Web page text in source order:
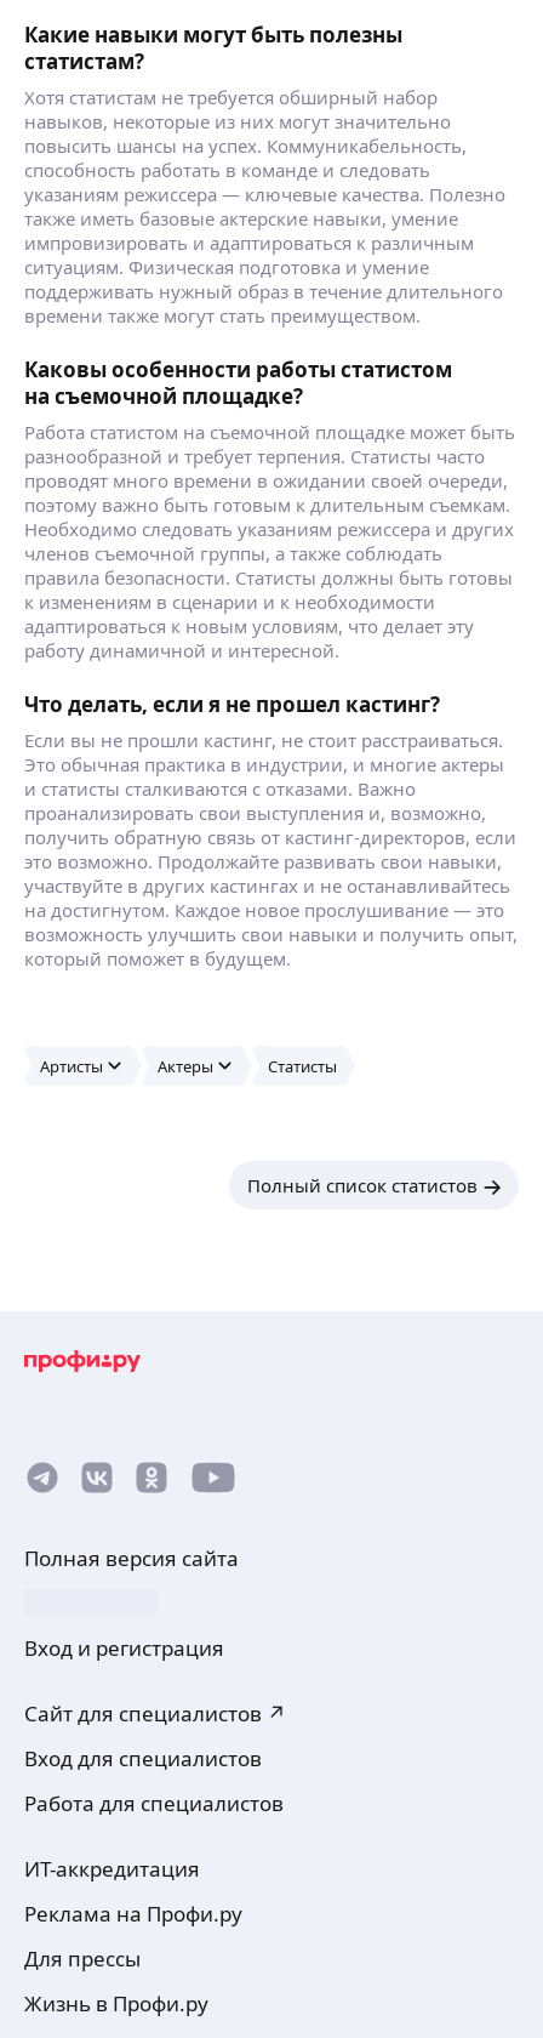
Какие навыки могут быть полезны
статистам?
Хотя статистам не требуется обширный набор
навыков, некоторые из них могут значительно
повысить шансы на успех. Коммуникабельность,
способность работать в команде и следовать
указаниям режиссера — ключевые качества. Полезно
также иметь базовые актерские навыки, умение
импровизировать и адаптироваться к различным
ситуациям. Физическая подготовка и умение
поддерживать нужный образ в течение длительного
времени также могут стать преимуществом.
Каковы особенности работы статистом
на съемочной площадке?
Работа статистом на съемочной площадке может быть
разнообразной и требует терпения. Статисты часто
проводят много времени в ожидании своей очереди,
поэтому важно быть готовым к длительным съемкам.
Необходимо следовать указаниям режиссера и других
членов съемочной группы, а также соблюдать
правила безопасности. Статисты должны быть готовы
к изменениям в сценарии и к необходимости
адаптироваться к новым условиям, что делает эту
работу динамичной и интересной.
Что делать, если я не прошел кастинг?
Если вы не прошли кастинг, не стоит расстраиваться.
Это обычная практика в индустрии, и многие актеры
и статисты сталкиваются с отказами. Важно
проанализировать свои выступления и, возможно,
получить обратную связь от кастинг-директоров, если
это возможно. Продолжайте развивать свои навыки,
участвуйте в других кастингах и не останавливайтесь
на достигнутом. Каждое новое прослушивание — это
возможность улучшить свои навыки и получить опыт,
который поможет в будущем.
Артисты Актеры Статисты
Полный список статистов
Полная версия сайта
Вход и регистрация
Сайт для специалистов ↗
Вход для специалистов
Работа для специалистов
ИТ-аккредитация
Реклама на Профи.ру
Для прессы
Жизнь в Профи.ру